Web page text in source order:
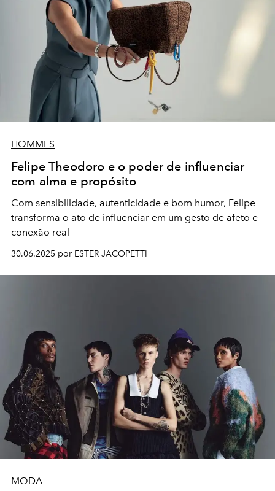
HOMMES
Felipe Theodoro e o poder de influenciar
com alma e propósito
Com sensibilidade, autenticidade e bom humor, Felipe
transforma o ato de influenciar em um gesto de afeto e
conexão real
30.06.2025 por ESTER JACOPETTI
MODA